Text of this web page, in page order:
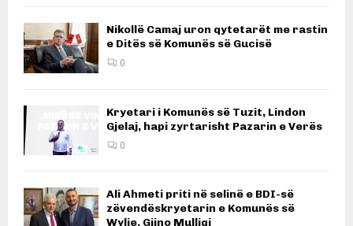
Nikollë Camaj uron qytetarët me rastin
e Ditës së Komunës së Gucisë
0
Kryetari i Komunës së Tuzit, Lindon
Gjelaj, hapi zyrtarisht Pazarin e Verës
0
Ali Ahmeti priti në selinë e BDI-së
zëvendëskryetarin e Komunës së
Wylie, Gjino Mulliqi